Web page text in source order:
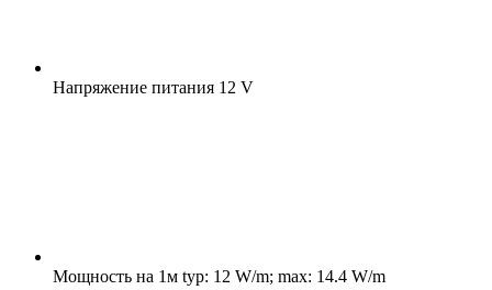
Напряжение питания 12 V
Мощность на 1м typ: 12 W/m; max: 14.4 W/m